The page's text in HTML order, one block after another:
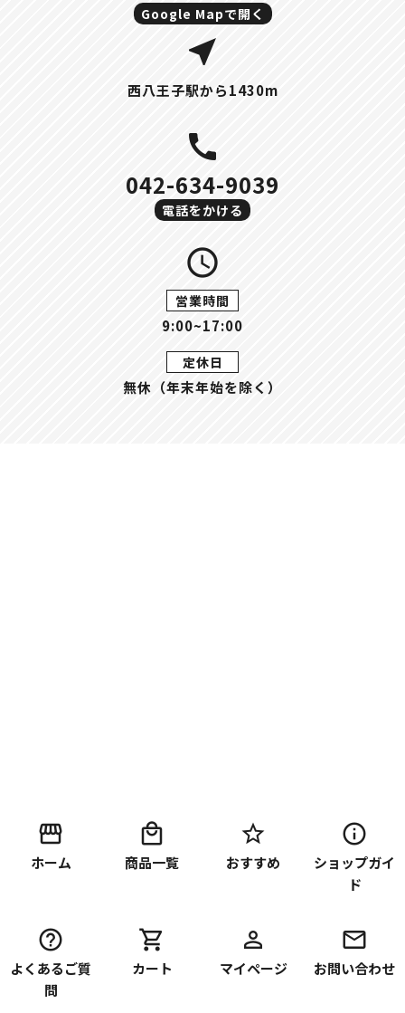
Google Mapで開く
near_me
西八王子駅から1430m
call
042-634-9039
電話をかける
query_builder
営業時間
9:00~17:00
定休日
無休（年末年始を除く）
ホーム 商品一覧 おすすめ
ショップガイ
ド
よくあるご質
問
カート マイページ お問い合わせ